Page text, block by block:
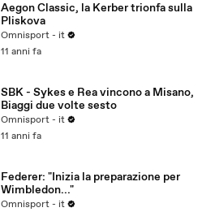
Aegon Classic, la Kerber trionfa sulla
Pliskova
Omnisport - it
11 anni fa
SBK - Sykes e Rea vincono a Misano,
Biaggi due volte sesto
Omnisport - it
11 anni fa
Federer: "Inizia la preparazione per
Wimbledon..."
Omnisport - it